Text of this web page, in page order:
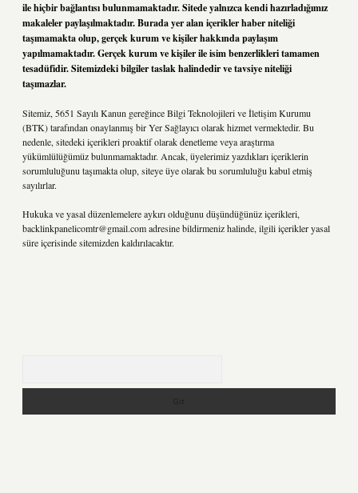
ile hiçbir bağlantısı bulunmamaktadır. Sitede yalnızca kendi hazırladığımız
makaleler paylaşılmaktadır. Burada yer alan içerikler haber niteliği
taşımamakta olup, gerçek kurum ve kişiler hakkında paylaşım
yapılmamaktadır. Gerçek kurum ve kişiler ile isim benzerlikleri tamamen
tesadüfidir. Sitemizdeki bilgiler taslak halindedir ve tavsiye niteliği
taşımazlar.
Sitemiz, 5651 Sayılı Kanun gereğince Bilgi Teknolojileri ve İletişim Kurumu
(BTK) tarafından onaylanmış bir Yer Sağlayıcı olarak hizmet vermektedir. Bu
nedenle, sitedeki içerikleri proaktif olarak denetleme veya araştırma
yükümlülüğümüz bulunmamaktadır. Ancak, üyelerimiz yazdıkları içeriklerin
sorumluluğunu taşımakta olup, siteye üye olarak bu sorumluluğu kabul etmiş
sayılırlar.
Hukuka ve yasal düzenlemelere aykırı olduğunu düşündüğünüz içerikleri,
backlinkpanelicomtr@gmail.comadresine bildirmeniz halinde, ilgili içerikler yasal
süre içerisinde sitemizden kaldırılacaktır.